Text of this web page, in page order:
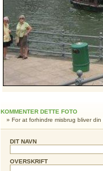
KOMMENTER DETTE FOTO
» For at forhindre misbrug bliver din
DIT NAVN
OVERSKRIFT